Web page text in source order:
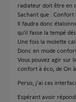
radiateur doit être en
Sachant que : Confort
Il faudra donc
qu'il fasse la tempé
Une fois la molette
Donc en mode
Vous pouvez agir sur
confort à éco, de On
Perso, j'ai ces
Espérant avoir